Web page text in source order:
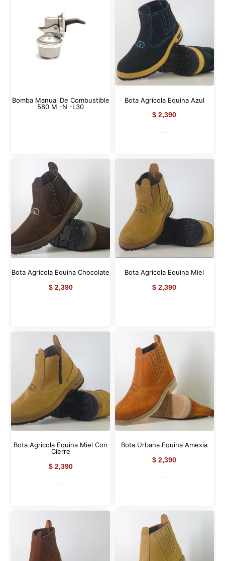
Bomba Manual De Combustible
580 M -N -L30
Bota Agricola Equina Azul
$ 2,390
Bota Agricola Equina Chocolate
$2,390
Bota Agricola Equina Miel
$ 2,390
Bota Agricola Equina Miel Con
Cierre
$2,390
Bota Urbana Equina Amexia
$ 2,390